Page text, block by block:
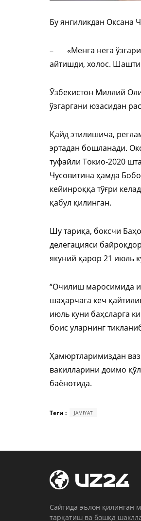
Бу янгиликдан Оксана
– «Менга нега
айтишди, холос.
Ўзбекистон Миллий
ўзгаргани юзасидан
Қайд этилишича,
эртадан бошланади.
туфайли Токио-2020
Чусовитина ҳамда
кейинроққа тўғри
қабул қилинган.
Шу тариқа, боксчи
делегацияси
якуний қарор 21 июль
“Очилиш маросимида
шаҳарчага кеч
июль куни баҳсларга
боис уларнинг
Ҳамюртларимиздан
вакилларини доимо
баёнотида.
Теги : JAMIYAT
Cайтида эълон қилинган
тарқатиш ва бошқа